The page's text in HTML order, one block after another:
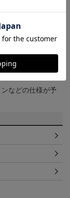
スマートフォン
品の色と異なっ
ださい。
などの仕様が予